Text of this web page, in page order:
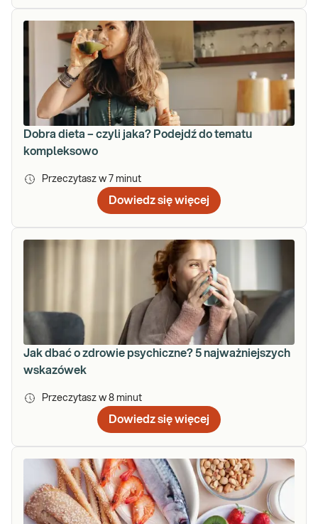
Dobra dieta – czyli jaka? Podejdź do tematu
kompleksowo
Przeczytasz w 7 minut
Dowiedz się więcej
Jak dbać o zdrowie psychiczne? 5 najważniejszych
wskazówek
Przeczytasz w 8 minut
Dowiedz się więcej